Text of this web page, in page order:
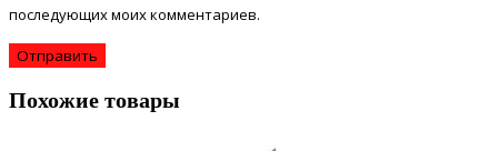
последующих моих комментариев.
Похожие товары